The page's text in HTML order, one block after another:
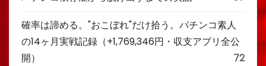
確率は諦める。"おこぼれ"だけ拾う。パチンコ素人
の14ヶ月実戦記録（+1,769,346円・収支アプリ全公
開）
72